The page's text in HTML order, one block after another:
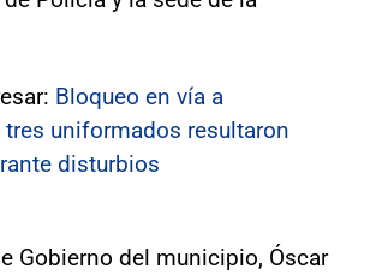
Bloqueo en vía a
tres uniformados resultaron
disturbios
Gobierno del municipio, Óscar